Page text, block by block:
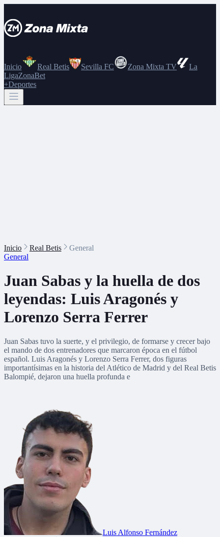
Inicio Real Betis Sevilla FC Zona Mixta TV
La
LigaZonaBet
+Deportes
Inicio Real Betis
General
General
Juan Sabas y la huella de dos
leyendas: Luis Aragonés y
Lorenzo Serra Ferrer
Juan Sabas tuvo la suerte, y el privilegio, de formarse y crecer bajo
el mando de dos entrenadores que marcaron época en el fútbol
español. Luis Aragonés y Lorenzo Serra Ferrer, dos figuras
importantísimas en la historia del Atlético de Madrid y del Real Betis
Balompié, dejaron una huella profunda e
Luis Alfonso Fernández